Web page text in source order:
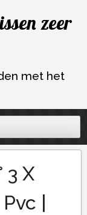
zeer
met het
3 X
|